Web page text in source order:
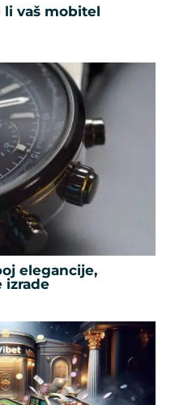
li vaš mobitel
elegancije,
izrade